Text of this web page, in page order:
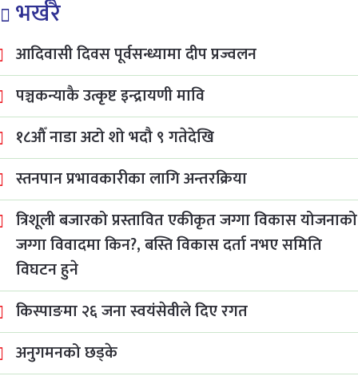
भर्खरै
आदिवासी दिवस पूर्वसन्ध्यामा दीप प्रज्वलन
पञ्चकन्याकै उत्कृष्ट इन्द्रायणी मावि
१८औँ नाडा अटो शो भदौ ९ गतेदेखि
स्तनपान प्रभावकारीका लागि अन्तरक्रिया
त्रिशूली बजारको प्रस्तावित एकीकृत जग्गा विकास योजनाको
जग्गा विवादमा किन?, बस्ति विकास दर्ता नभए समिति
विघटन हुने
किस्पाङमा २६ जना स्वयंसेवीले दिए रगत
अनुगमनको छड्के